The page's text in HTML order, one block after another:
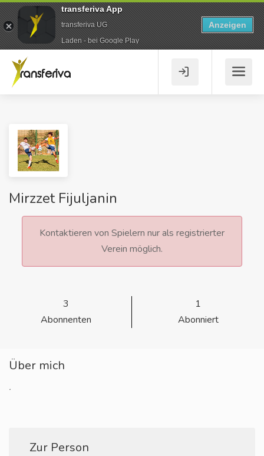
Mirzzet Fijuljanin
Kontaktieren von Spielern nur als registrierter
Verein möglich.
3
Abonnenten
1
Abonniert
Über mich
.
Zur Person
transferiva App
transferiva UG
Laden - bei Google Play
Anzeigen